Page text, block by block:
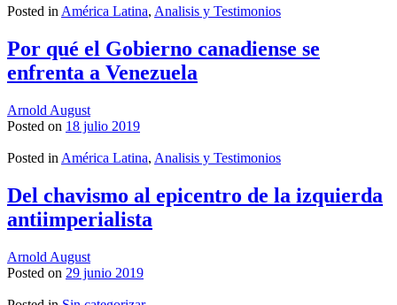
Posted in América Latina, Analisis y Testimonios
Por qué el Gobierno canadiense se
enfrenta a Venezuela
Arnold August
Posted on 18 julio 2019
Posted in América Latina, Analisis y Testimonios
Del chavismo al epicentro de la izquierda
antiimperialista
Arnold August
Posted on 29 junio 2019